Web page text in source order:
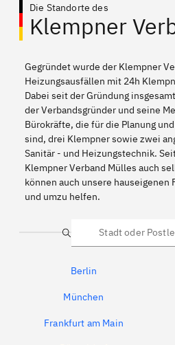
Die Standorte des
Klempner
Gegründet wurde der Klempner
Heizungsausfällen mit 24h
Dabei seit der Gründung
der Verbandsgründer und seine
Bürokräfte, die für die Planung
sind, drei Klempner sowie zwei
Sanitär - und Heizungstechnik.
Klempner Verband Mülles auch
können auch unsere hauseigenen
und umzu helfen.
Suche
Berlin
München
Frankfurt am Main